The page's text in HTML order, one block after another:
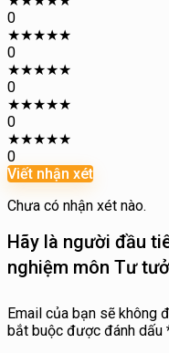
0
★★★★★
0
★★★★★
0
★★★★★
0
★★★★★
0
Viết nhận xét
Chưa có nhận xét nào.
Hãy là người đầu
nghiệm môn Tư
Email của bạn sẽ không
bắt buộc được đánh dấu